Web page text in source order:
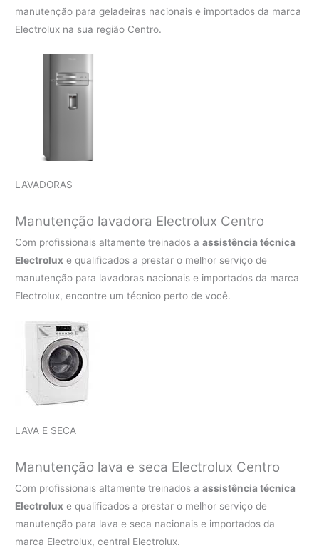
manutenção para geladeiras nacionais e importados da marca
Electrolux na sua região Centro.
LAVADORAS
Manutenção lavadora Electrolux Centro
Com profissionais altamente treinados aassistência técnica
Electrolux e qualificados a prestar o melhor serviço de
manutenção para lavadoras nacionais e importados da marca
Electrolux, encontre um técnico perto de você.
LAVA E SECA
Manutenção lava e seca Electrolux Centro
Com profissionais altamente treinados aassistência técnica
Electrolux e qualificados a prestar o melhor serviço de
manutenção para lava e seca nacionais e importados da
marca Electrolux, central Electrolux.